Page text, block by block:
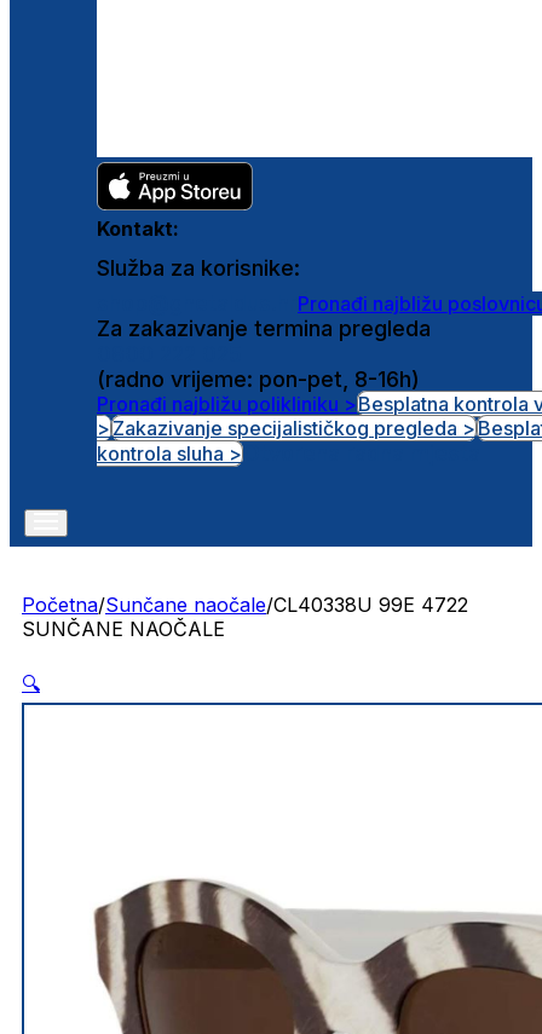
Kontakt:
Služba za korisnike:
Pronađi najbližu
Za zakazivanje termina pregleda
(radno vrijeme: pon-pet, 8-16h)
Pronađi najbližu polikliniku >Besplatna kontrola
>Zakazivanje specijalističkog pregleda >
kontrola sluha >
Početna/Sunčane naočale/CL40338U 99E 4722
SUNČANE NAOČALE
🔍